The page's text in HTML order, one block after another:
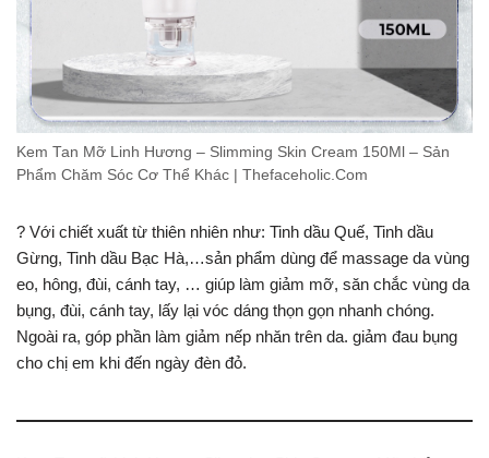
Kem Tan Mỡ Linh Hương – Slimming Skin Cream 150Ml – Sản
Phẩm Chăm Sóc Cơ Thể Khác | Thefaceholic.Com
? Với chiết xuất từ thiên nhiên như: Tinh dầu Quế, Tinh dầu
Gừng, Tinh dầu Bạc Hà,…sản phẩm dùng để massage da vùng
eo, hông, đùi, cánh tay, … giúp làm giảm mỡ, săn chắc vùng da
bụng, đùi, cánh tay, lấy lại vóc dáng thọn gọn nhanh chóng.
Ngoài ra, góp phần làm giảm nếp nhăn trên da. giảm đau bụng
cho chị em khi đến ngày đèn đỏ.